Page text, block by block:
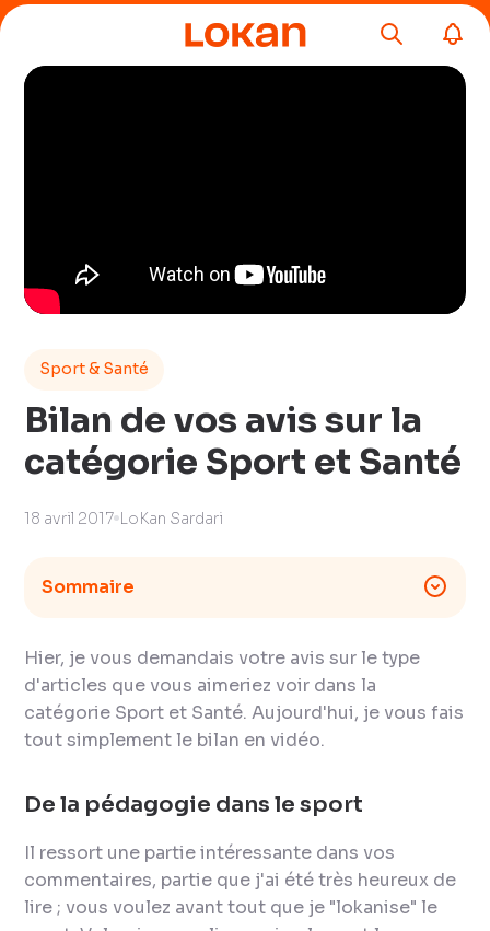
Sport & Santé
Bilan de vos avis sur la
catégorie Sport et Santé
18 avril 2017 LoKan Sardari
Sommaire
Hier, je vous demandais votre avis sur le type
d'articles que vous aimeriez voir dans la
catégorie Sport et Santé. Aujourd'hui, je vous fais
tout simplement le bilan en vidéo.
De la pédagogie dans le sport
Il ressort une partie intéressante dans vos
commentaires, partie que j'ai été très heureux de
lire ; vous voulez avant tout que je "lokanise" le